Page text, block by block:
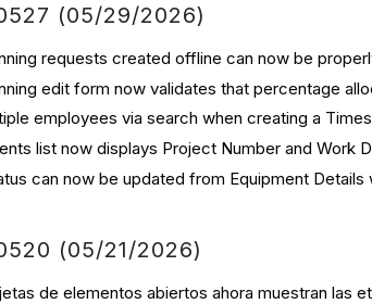
(05/29/2026)
requests created offline can now be
edit form now validates that percentage
employees via search when creating a
list now displays Project Number and Work
can now be updated from Equipment
(05/21/2026)
de elementos abiertos ahora muestran las